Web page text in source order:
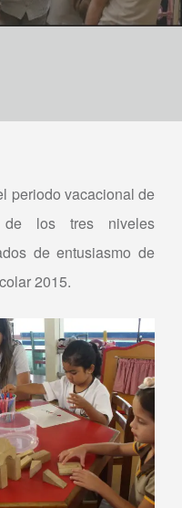
periodo vacacional de
de los tres niveles
de entusiasmo de
2015.